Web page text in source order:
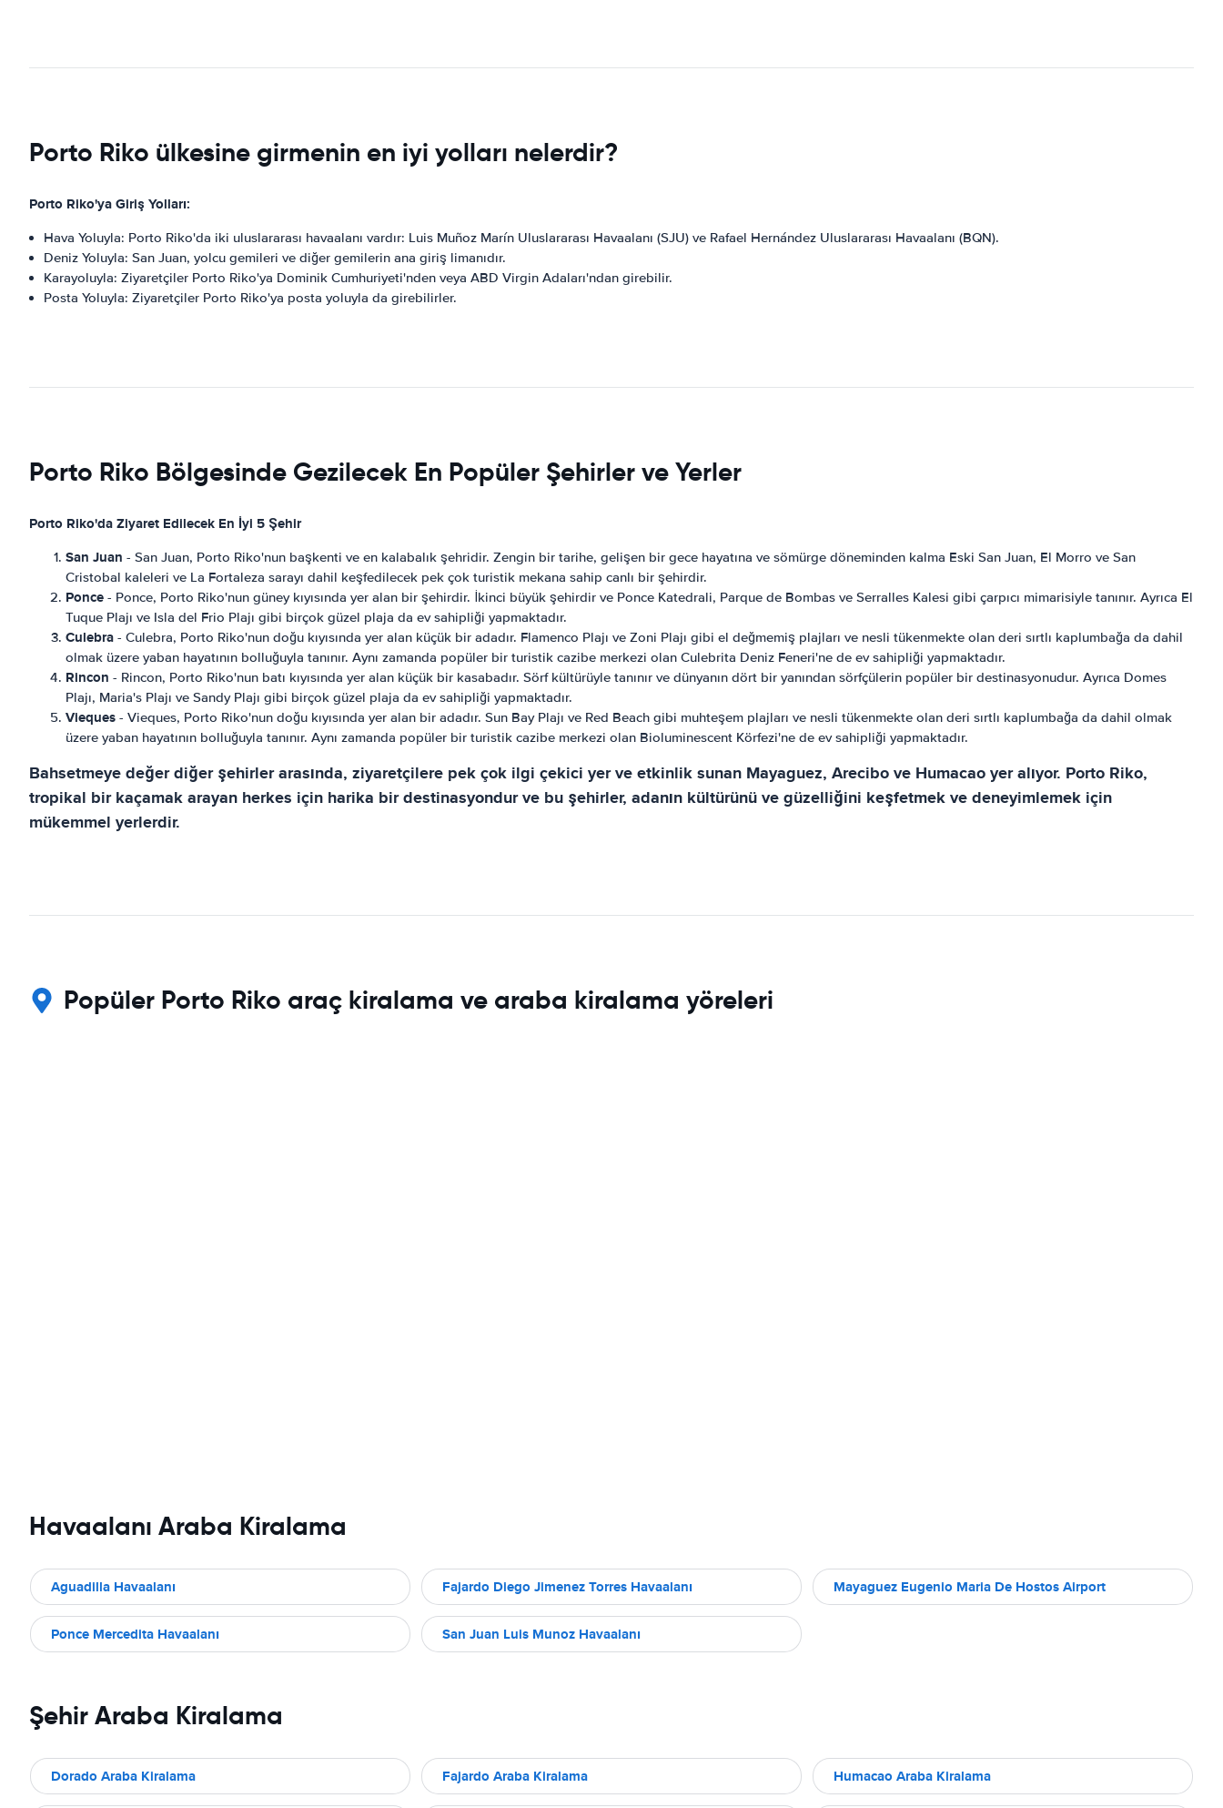
Porto Riko ülkesine girmenin en iyi yolları nelerdir?
Porto Riko'ya Giriş Yolları:
Hava Yoluyla: Porto Riko'da iki uluslararası havaalanı vardır: Luis Muñoz Marín Uluslararası Havaalanı (SJU) ve Rafael Hernández Uluslararası Havaalanı (BQN).
Deniz Yoluyla: San Juan, yolcu gemileri ve diğer gemilerin ana giriş limanıdır.
Karayoluyla: Ziyaretçiler Porto Riko'ya Dominik Cumhuriyeti'nden veya ABD Virgin Adaları'ndan girebilir.
Posta Yoluyla: Ziyaretçiler Porto Riko'ya posta yoluyla da girebilirler.
Porto Riko Bölgesinde Gezilecek En Popüler Şehirler ve Yerler
Porto Riko'da Ziyaret Edilecek En İyi 5 Şehir
San Juan - San Juan, Porto Riko'nun başkenti ve en kalabalık şehridir. Zengin bir tarihe, gelişen bir gece hayatına ve sömürge döneminden kalma Eski San Juan, El Morro ve San
Cristobal kaleleri ve La Fortaleza sarayı dahil keşfedilecek pek çok turistik mekana sahip canlı bir şehirdir.
Ponce - Ponce, Porto Riko'nun güney kıyısında yer alan bir şehirdir. İkinci büyük şehirdir ve Ponce Katedrali, Parque de Bombas ve Serralles Kalesi gibi çarpıcı mimarisiyle tanınır. Ayrıca El
Tuque Plajı ve Isla del Frio Plajı gibi birçok güzel plaja da ev sahipliği yapmaktadır.
Culebra - Culebra, Porto Riko'nun doğu kıyısında yer alan küçük bir adadır. Flamenco Plajı ve Zoni Plajı gibi el değmemiş plajları ve nesli tükenmekte olan deri sırtlı kaplumbağa da dahil
olmak üzere yaban hayatının bolluğuyla tanınır. Aynı zamanda popüler bir turistik cazibe merkezi olan Culebrita Deniz Feneri'ne de ev sahipliği yapmaktadır.
Rincon - Rincon, Porto Riko'nun batı kıyısında yer alan küçük bir kasabadır. Sörf kültürüyle tanınır ve dünyanın dört bir yanından sörfçülerin popüler bir destinasyonudur. Ayrıca Domes
Plajı, Maria's Plajı ve Sandy Plajı gibi birçok güzel plaja da ev sahipliği yapmaktadır.
Vieques - Vieques, Porto Riko'nun doğu kıyısında yer alan bir adadır. Sun Bay Plajı ve Red Beach gibi muhteşem plajları ve nesli tükenmekte olan deri sırtlı kaplumbağa da dahil olmak
üzere yaban hayatının bolluğuyla tanınır. Aynı zamanda popüler bir turistik cazibe merkezi olan Bioluminescent Körfezi'ne de ev sahipliği yapmaktadır.
Bahsetmeye değer diğer şehirler arasında, ziyaretçilere pek çok ilgi çekici yer ve etkinlik sunan Mayaguez, Arecibo ve Humacao yer alıyor. Porto Riko,
tropikal bir kaçamak arayan herkes için harika bir destinasyondur ve bu şehirler, adanın kültürünü ve güzelliğini keşfetmek ve deneyimlemek için
mükemmel yerlerdir.
Popüler Porto Riko araç kiralama ve araba kiralama yöreleri
Havaalanı Araba Kiralama
Aguadilla Havaalanı Fajardo Diego Jimenez Torres Havaalanı Mayaguez Eugenio Maria De Hostos Airport
Ponce Mercedita Havaalanı San Juan Luis Munoz Havaalanı
Şehir Araba Kiralama
Dorado Araba Kiralama Fajardo Araba Kiralama Humacao Araba Kiralama